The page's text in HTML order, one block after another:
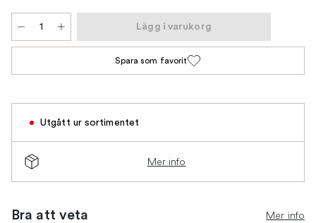
Lägg i varukorg
Spara som favorit
Utgått ur sortimentet
Mer info
Bra att veta Mer info